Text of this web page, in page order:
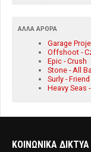
ΆΛΛΑ ΆΡΘΡΑ
Garage
Offshoot -
Epic - Crush
Stone - All
Surly -
Heavy Seas
ΚΟΙΝΩΝΙΚΑ ΔΙΚΤΥΑ